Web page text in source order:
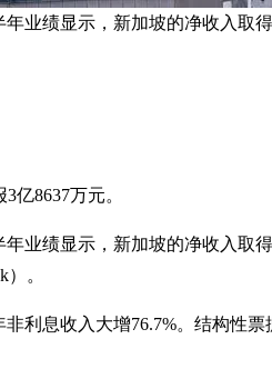
业绩显示，新加坡的净收入取得
亿8637万元。
业绩显示，新加坡的净收入
。
利息收入大增76.7%。结构性